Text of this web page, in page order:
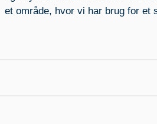
et område, hvor vi har brug for